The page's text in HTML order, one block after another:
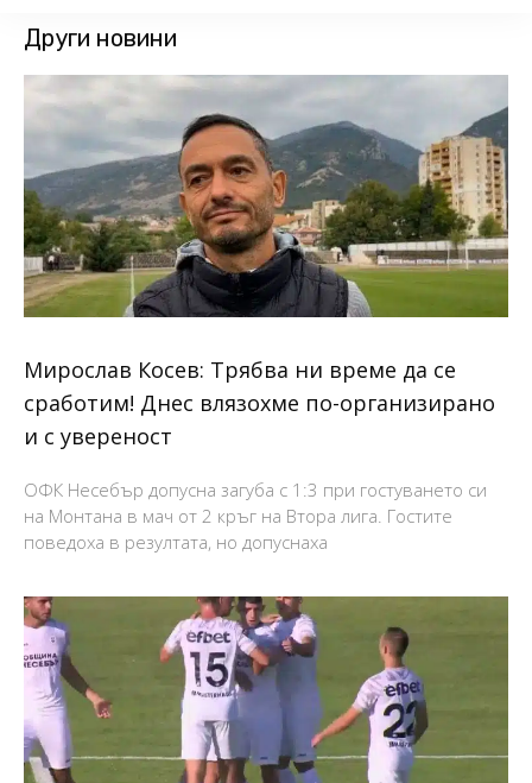
Други новини
Мирослав Косев: Трябва ни време да се
сработим! Днес влязохме по-организирано
и с увереност
ОФК Несебър допусна загуба с 1:3 при гостуването си
на Монтана в мач от 2 кръг на Втора лига. Гостите
поведоха в резултата, но допуснаха